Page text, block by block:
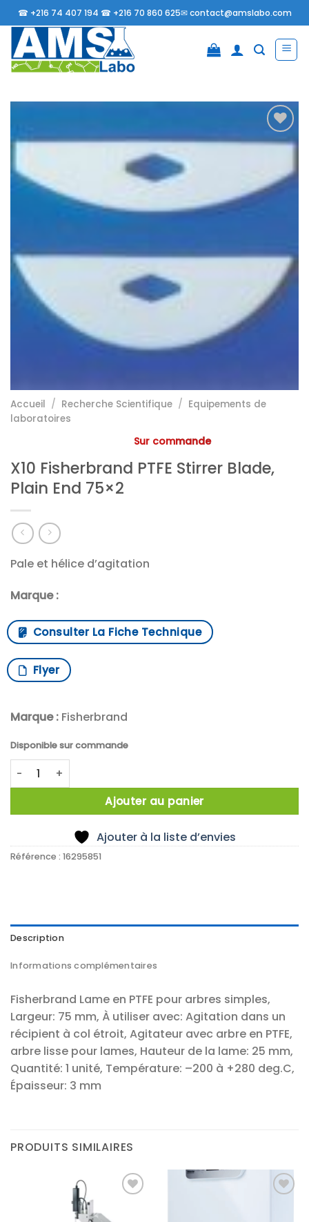
Passer
au
contenu
☎ +216 74 407 194 ☎ +216 70 860 625✉contact@amslabo.com
Ajouter
à la
liste
Accueil / Recherche Scientifique / Equipements de
laboratoires
Sur commande
X10 Fisherbrand PTFE Stirrer Blade,
Plain End 75×2
Pale et hélice d’agitation
Marque :
Consulter La Fiche Technique
Flyer
Marque : Fisherbrand
Disponible sur commande
quantité de X10 Fisherbrand PTFE Stirrer Blade, Plain End
Ajouter au panier
Ajouter à la liste d’envies
Référence : 16295851
Description
Informations complémentaires
Fisherbrand Lame en PTFE pour arbres simples,
Largeur: 75 mm, À utiliser avec: Agitation dans un
récipient à col étroit, Agitateur avec arbre en PTFE,
arbre lisse pour lames, Hauteur de la lame: 25 mm,
Quantité: 1 unité, Température: –200 à +280 deg.C,
Épaisseur: 3 mm
PRODUITS SIMILAIRES